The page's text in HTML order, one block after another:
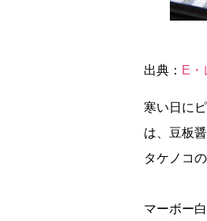
出典： E・
寒い日に
は、豆板
タケノコ
マーボー